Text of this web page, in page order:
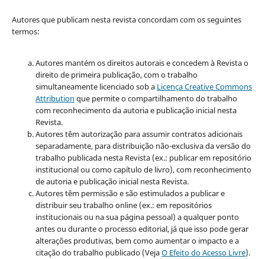
Autores que publicam nesta revista concordam com os seguintes
termos:
Autores mantém os direitos autorais e concedem à Revista o
direito de primeira publicação, com o trabalho
simultaneamente licenciado sob a Licença Creative Commons
Attribution que permite o compartilhamento do trabalho
com reconhecimento da autoria e publicação inicial nesta
Revista.
Autores têm autorização para assumir contratos adicionais
separadamente, para distribuição não-exclusiva da versão do
trabalho publicada nesta Revista (ex.: publicar em repositório
institucional ou como capítulo de livro), com reconhecimento
de autoria e publicação inicial nesta Revista.
Autores têm permissão e são estimulados a publicar e
distribuir seu trabalho online (ex.: em repositórios
institucionais ou na sua página pessoal) a qualquer ponto
antes ou durante o processo editorial, já que isso pode gerar
alterações produtivas, bem como aumentar o impacto e a
citação do trabalho publicado (VejaO Efeito do Acesso Livre).